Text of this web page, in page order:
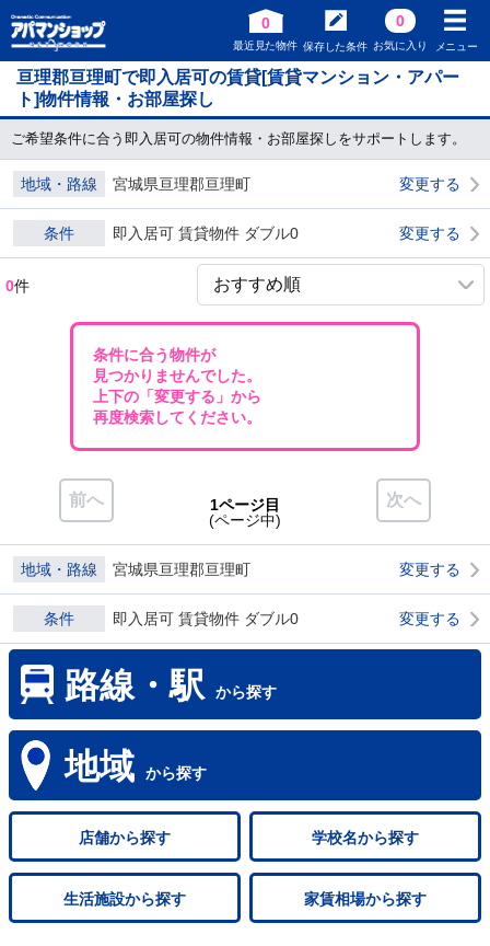
0
最近見た物件 保存した条件
0
お気に入り メニュー
亘理郡亘理町で即入居可の賃貸[賃貸マンション・アパー
ト]物件情報・お部屋探し
ご希望条件に合う即入居可の物件情報・お部屋探しをサポートします。
地域・路線 宮城県亘理郡亘理町 変更する
条件 即入居可 賃貸物件 ダブル0 変更する
0件
条件に合う物件が
見つかりませんでした。
上下の「変更する」から
再度検索してください。
前へ 次へ
1ページ目
(ページ中)
地域・路線 宮城県亘理郡亘理町 変更する
条件 即入居可 賃貸物件 ダブル0 変更する
路線・駅 から探す
地域 から探す
店舗から探す 学校名から探す
生活施設から探す 家賃相場から探す